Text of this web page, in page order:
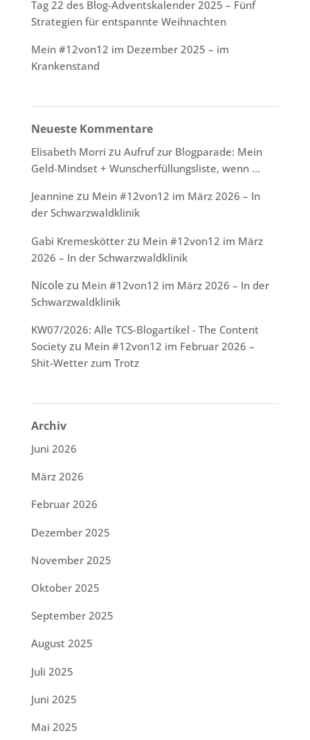
Tag 22 des Blog-Adventskalender 2025 – Fünf
Strategien für entspannte Weihnachten
Mein #12von12 im Dezember 2025 – im
Krankenstand
Neueste Kommentare
Elisabeth Morri zu Aufruf zur Blogparade: Mein
Geld-Mindset + Wunscherfüllungsliste, wenn …
Jeannine zu Mein #12von12 im März 2026 – In
der Schwarzwaldklinik
Gabi Kremeskötterzu Mein #12von12 im März
2026 – In der Schwarzwaldklinik
Nicolezu Mein #12von12 im März 2026 – In der
Schwarzwaldklinik
KW07/2026: Alle TCS-Blogartikel - The Content
Societyzu Mein #12von12 im Februar 2026 –
Shit-Wetter zum Trotz
Archiv
Juni 2026
März 2026
Februar 2026
Dezember 2025
November 2025
Oktober 2025
September 2025
August 2025
Juli 2025
Juni 2025
Mai 2025